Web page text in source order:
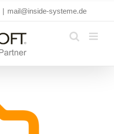
| mail@inside-systeme.de